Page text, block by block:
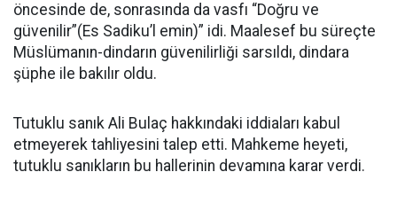
öncesinde de, sonrasında da vasfı “Doğru ve
güvenilir”(Es Sadiku’l emin)” idi. Maalesef bu süreçte
Müslümanın-dindarın güvenilirliği sarsıldı, dindara
şüphe ile bakılır oldu.
Tutuklu sanık Ali Bulaç hakkındaki iddiaları kabul
etmeyerek tahliyesini talep etti. Mahkeme heyeti,
tutuklu sanıkların bu hallerinin devamına karar verdi.